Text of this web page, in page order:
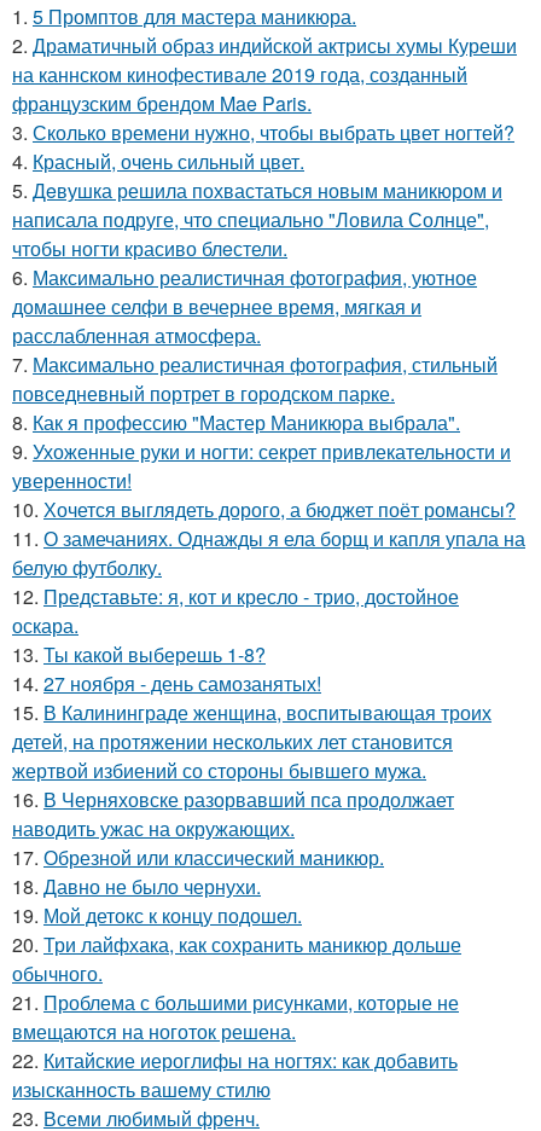
1. 5 Промптов для мастера маникюра.
2. Драматичный образ индийской актрисы хумы Куреши
на каннском кинофестивале 2019 года, созданный
французским брендом Mae Paris.
3. Сколько времени нужно, чтобы выбрать цвет ногтей?
4. Красный, очень сильный цвет.
5. Дeвушка решила похвастаться новым маникюром и
написала подруге, что специально "Ловила Солнце",
чтобы ногти красиво блeстели.
6. Максимально реалистичная фотография, уютное
домашнее селфи в вечернее время, мягкая и
расслабленная атмосфера.
7. Максимально реалистичная фотография, стильный
повседневный портрет в городском парке.
8. Как я профессию "Мастер Маникюра выбрала".
9. Ухоженные руки и ногти: секрет привлекательности и
уверенности!
10. Хочется выглядеть дорого, а бюджет поёт романсы?
11. О замечаниях. Однажды я ела борщ и капля упала на
белую футболку.
12. Представьте: я, кот и кресло - трио, достойное
оскара.
13. Ты какой выберешь 1-8?
14. 27 ноября - день самозанятых!
15. В Калининграде женщина, воспитывающая троих
детей, на протяжении нескольких лет становится
жертвой избиений со стороны бывшего мужа.
16. В Черняховске разорвавший пса продолжает
наводить ужас на окружающих.
17. Обрезной или классический маникюр.
18. Давно не было чернухи.
19. Мой детокс к концу подошел.
20. Три лайфхака, как сохранить маникюр дольше
обычного.
21. Проблема с большими рисунками, которые не
вмещаются на ноготок решена.
22. Китайские иероглифы на ногтях: как добавить
изысканность вашему стилю
23. Всеми любимый френч.